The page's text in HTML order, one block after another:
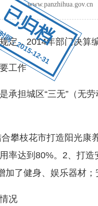
已归档
：2015-12-31
，2014年部门决算
工作
担城区“三无”（无劳
枝花市打造阳光康养
率达到80%。2、打
加了健身、娱乐器材
况